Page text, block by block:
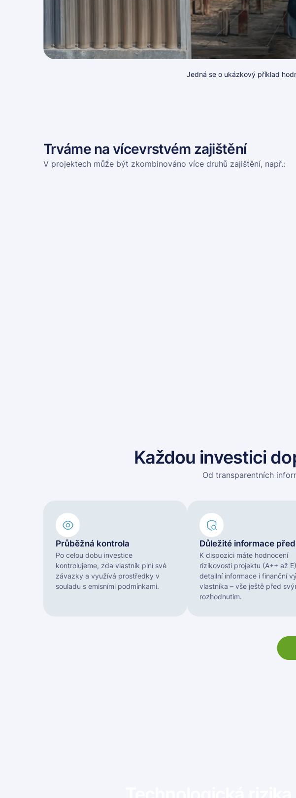
Jedná se o ukázkový příklad
Trváme na vícevrstvém zajištění
V projektech může být zkombinováno více druhů zajištění, např.:
Každou investici
Od transparentních
Průběžná kontrola
Po celou dobu investice
kontrolujeme, zda vlastník plní své
závazky a využívá prostředky v
souladu s emisními podmínkami.
Důležité informace
K dispozici máte hodnocení
rizikovosti projektu (A++ až
detailní informace i finanční
vlastníka – vše ještě před
rozhodnutím.